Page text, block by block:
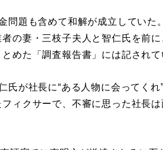
題も含めて和解が成立していた
の妻・三枝子夫人と智仁氏を前
めた「調査報告書」には記されて
氏が社長に“ある人物に会ってく
ィクサーで、不審に思った社長